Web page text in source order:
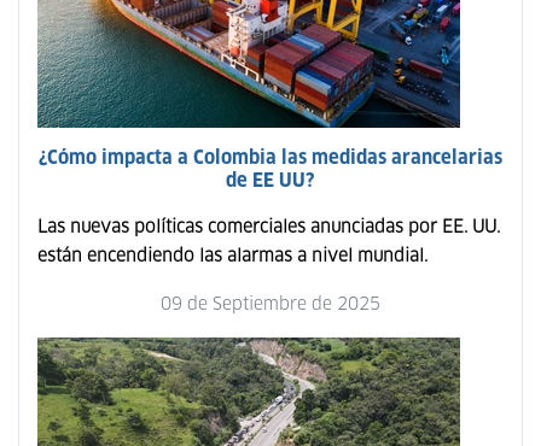
¿Cómo impacta a Colombia las medidas arancelarias
de EE UU?
Las nuevas políticas comerciales anunciadas por EE. UU.
están encendiendo las alarmas a nivel mundial.
09 de Septiembre de 2025